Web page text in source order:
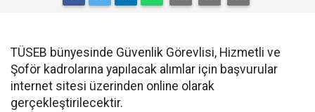
TÜSEB bünyesinde Güvenlik Görevlisi, Hizmetli ve
Şoför kadrolarına yapılacak alımlar için başvurular
internet sitesi üzerinden online olarak
gerçekleştirilecektir.